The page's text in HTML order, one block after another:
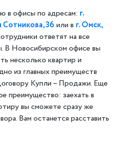
в офисы по адресам: г.
Сотникова, 36 или в г. Омск,
ответят на все
В Новосибирском офисе вы
несколько квартир и
из главных преимуществ
Купли – Продажи. Еще
преимущество: заехать в
вы сможете сразу же
Вам останется расставить